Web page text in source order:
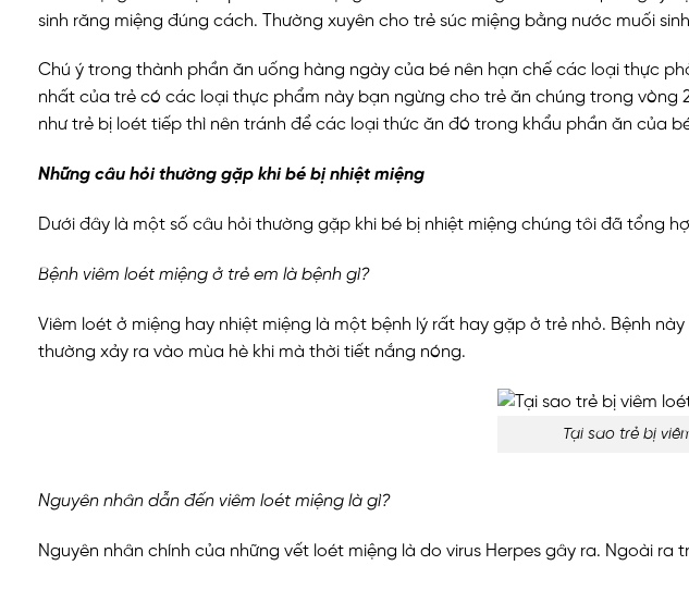
sinh răng miệng đúng cách. Thường xuyên cho trẻ súc miệng bằng nước muối
Chú ý trong thành phần ăn uống hàng ngày của bé nên hạn chế các loại thực
nhất của trẻ có các loại thực phẩm này bạn ngừng cho trẻ ăn chúng trong vòng
như trẻ bị loét tiếp thì nên tránh để các loại thức ăn đó trong khẩu phần ăn của
Những câu hỏi thường gặp khi bé bị nhiệt miệng
Dưới đây là một số câu hỏi thường gặp khi bé bị nhiệt miệng chúng tôi đã tổng
Bệnh viêm loét miệng ở trẻ em là bệnh gì?
Viêm loét ở miệng hay nhiệt miệng là một bệnh lý rất hay gặp ở trẻ nhỏ. Bệnh
thường xảy ra vào mùa hè khi mà thời tiết nắng nóng.
Tại sao trẻ bị
Nguyên nhân dẫn đến viêm loét miệng là gì?
Nguyên nhân chính của những vết loét miệng là do virus Herpes gây ra. Ngoài